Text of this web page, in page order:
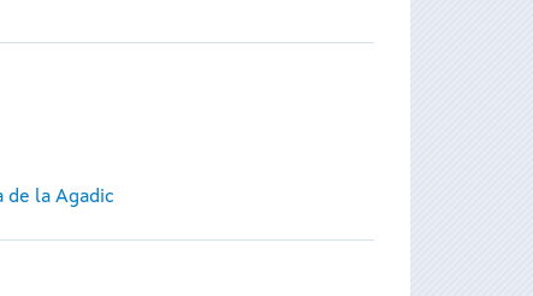
de la Agadic